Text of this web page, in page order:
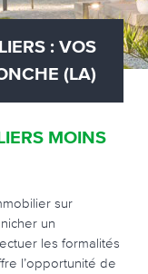
: VOS
(LA)
MOINS
sur
un
les formalités
l’opportunité de